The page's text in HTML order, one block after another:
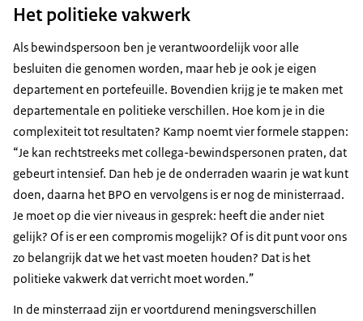
Het politieke vakwerk
Als bewindspersoon ben je verantwoordelijk voor alle
besluiten die genomen worden, maar heb je ook je eigen
departement en portefeuille. Bovendien krijg je te maken met
departementale en politieke verschillen. Hoe kom je in die
complexiteit tot resultaten? Kamp noemt vier formele stappen:
“Je kan rechtstreeks met collega-bewindspersonen praten, dat
gebeurt intensief. Dan heb je de onderraden waarin je wat kunt
doen, daarna het BPO en vervolgens is er nog de ministerraad.
Je moet op die vier niveaus in gesprek: heeft die ander niet
gelijk? Of is er een compromis mogelijk? Of is dit punt voor ons
zo belangrijk dat we het vast moeten houden? Dat is het
politieke vakwerk dat verricht moet worden.”
In de minsterraad zijn er voortdurend meningsverschillen